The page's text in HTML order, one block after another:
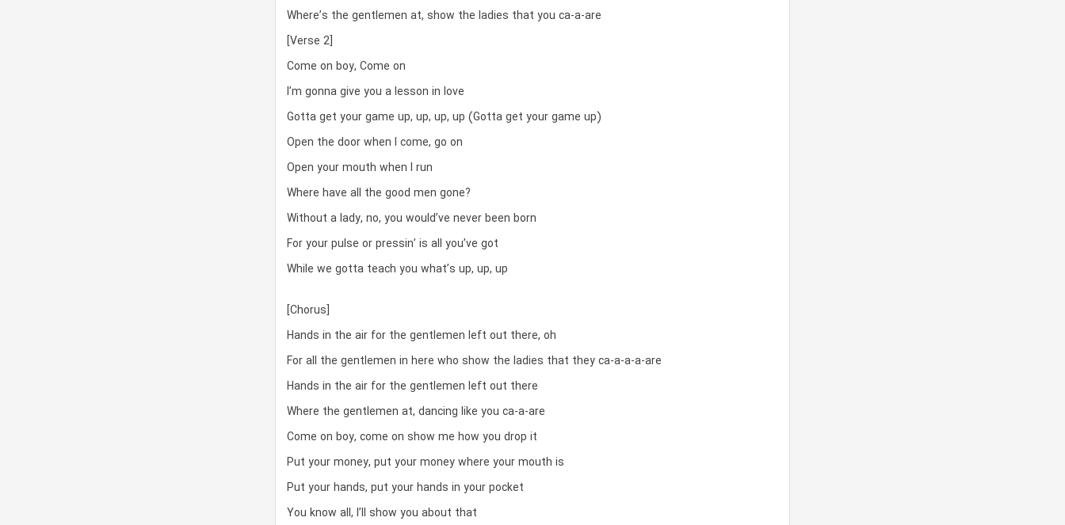
Where’s the gentlemen at, show the ladies that you ca-a-are
[Verse 2]
Come on boy, Come on
I’m gonna give you a lesson in love
Gotta get your game up, up, up, up (Gotta get your game up)
Open the door when I come, go on
Open your mouth when I run
Where have all the good men gone?
Without a lady, no, you would’ve never been born
For your pulse or pressin’ is all you’ve got
While we gotta teach you what’s up, up, up
[Chorus]
Hands in the air for the gentlemen left out there, oh
For all the gentlemen in here who show the ladies that they ca-a-a-a-are
Hands in the air for the gentlemen left out there
Where the gentlemen at, dancing like you ca-a-are
Come on boy, come on show me how you drop it
Put your money, put your money where your mouth is
Put your hands, put your hands in your pocket
You know all, I’ll show you about that